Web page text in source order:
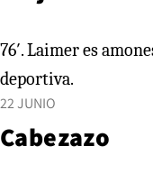
76′. Laimer es amonestado en Austria por actitud anti-
deportiva.
22 JUNIO
Cabezazo